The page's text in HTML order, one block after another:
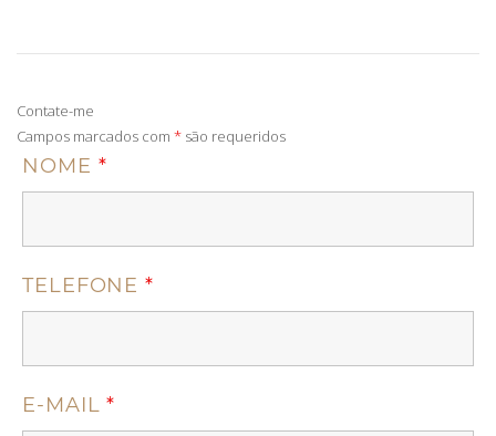
Contate-me
Campos marcados com * são requeridos
NOME *
TELEFONE*
E-MAIL*